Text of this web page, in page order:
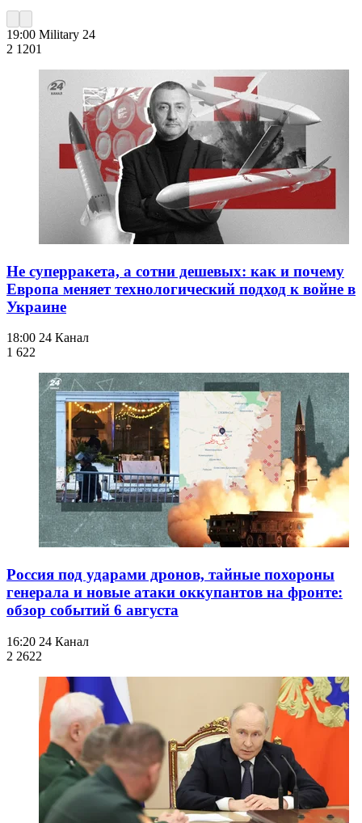
19:00 Military 24
2 1201
Не суперракета, а сотни дешевых: как и почему
Европа меняет технологический подход к войне в
Украине
18:00 24 Канал
1 622
Россия под ударами дронов, тайные похороны
генерала и новые атаки оккупантов на фронте:
обзор событий 6 августа
16:20 24 Канал
2 2622